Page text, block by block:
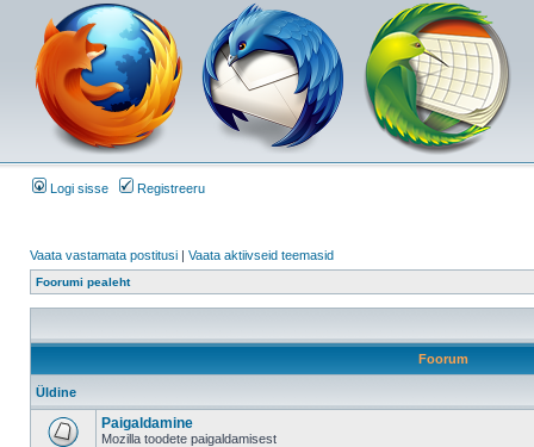
Logi sisse Registreeru
Vaata vastamata postitusi | Vaata aktiivseid teemasid
Foorumi pealeht
Foorum
Üldine
Paigaldamine
Mozilla toodete paigaldamisest